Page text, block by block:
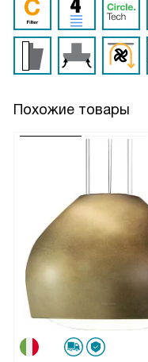
Похожие товары